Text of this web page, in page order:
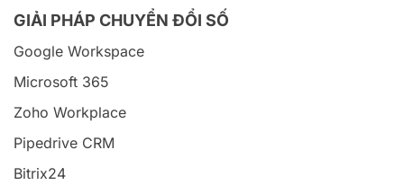
GIẢI PHÁP CHUYỂN ĐỔI SỐ
Google Workspace
Microsoft 365
Zoho Workplace
Pipedrive CRM
Bitrix24